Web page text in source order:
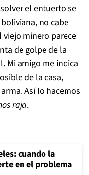
el entuerto se
no cabe
viejo minero parece
de golpe de la
Mi amigo me indica
de la casa,
Así lo hacemos
raja.
cuando la
en el problema